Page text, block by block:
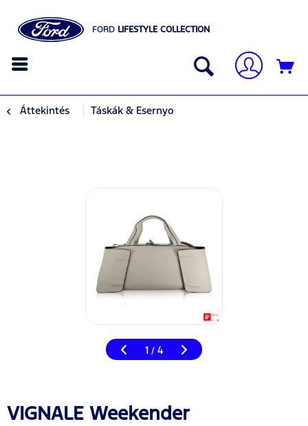
FORD LIFESTYLE COLLECTION
Áttekintés Táskák & Esernyo
1 / 4
VIGNALE Weekender